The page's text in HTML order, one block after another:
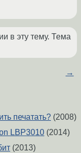
в эту тему. Тема
→
печатать? (2008)
LBP3010 (2014)
(2013)